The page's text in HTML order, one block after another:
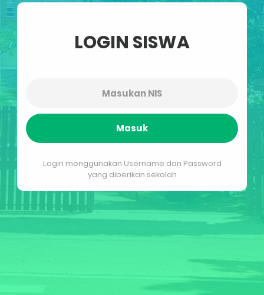
LOGIN SISWA
Masuk
Login menggunakan Username dan Password
yang diberikan sekolah